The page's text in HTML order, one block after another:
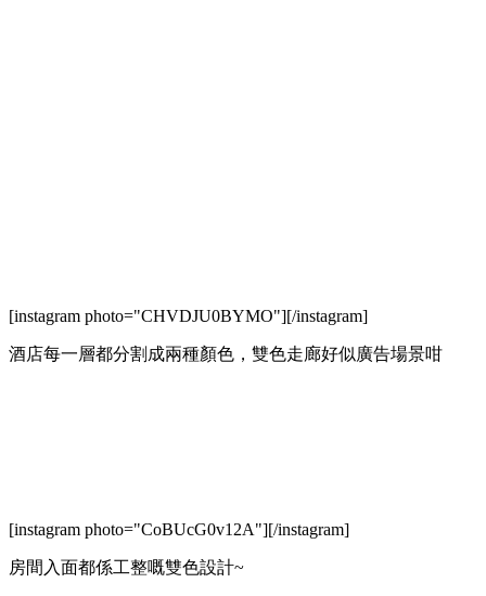
[instagram photo="CHVDJU0BYMO"][/instagram]
酒店每一層都分割成兩種顏色，雙色走廊好似廣告場景咁
[instagram photo="CoBUcG0v12A"][/instagram]
房間入面都係工整嘅雙色設計~